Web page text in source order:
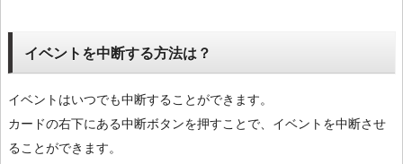
イベントを中断する方法は？
イベントはいつでも中断することができます。
カードの右下にある中断ボタンを押すことで、イベントを中断させ
ることができます。